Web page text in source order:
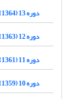
دوره 13 (1364)
دوره 12 (1363)
دوره 11 (1361)
دوره 10 (1359)